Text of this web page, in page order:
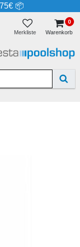
📦
Merkliste
0
Warenkorb